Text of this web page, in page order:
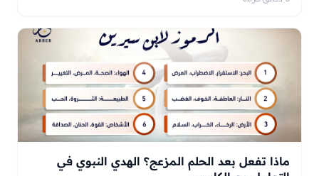
ماذا تفعل بعد الحلم المزعج؟ الهدي النبوي في